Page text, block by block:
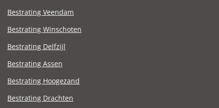
Bestrating Veendam
Bestrating Winschoten
Bestrating Delfzijl
Bestrating Assen
Bestrating Hoogezand
Bestrating Drachten